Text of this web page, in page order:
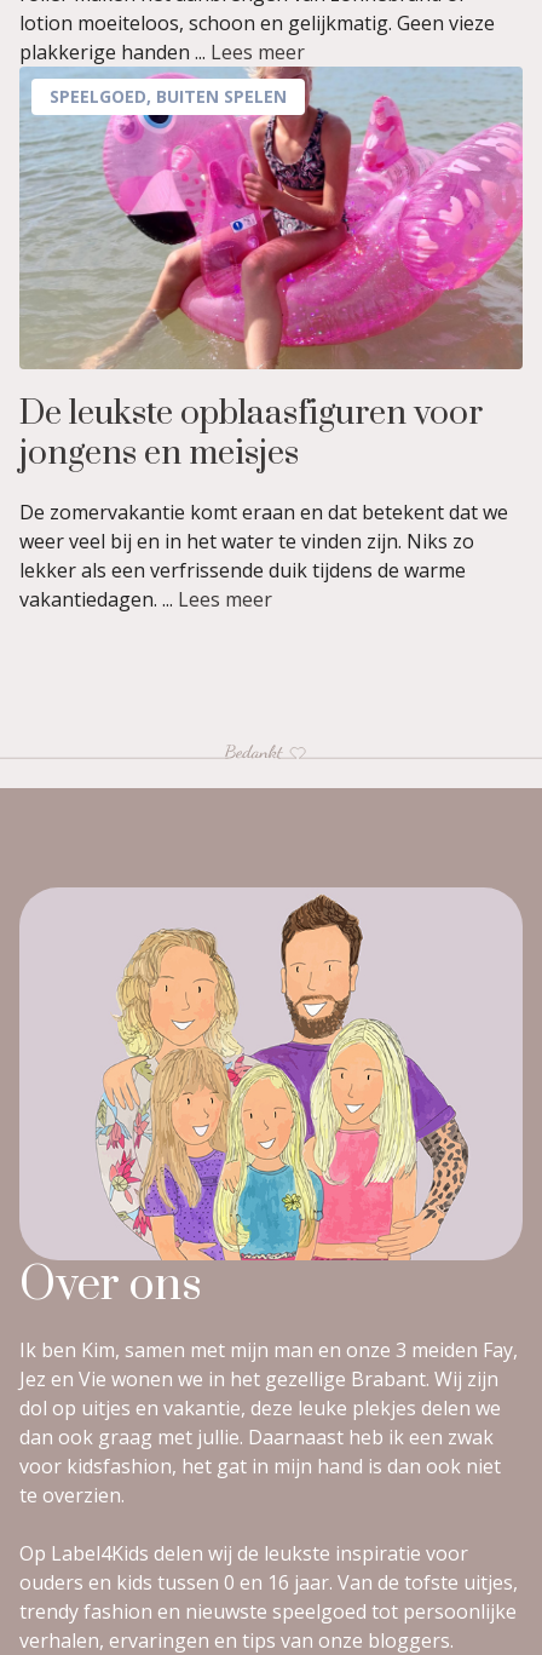
lotion moeiteloos, schoon en gelijkmatig. Geen vieze
plakkerige handen ... Lees meer
SPEELGOED, BUITEN SPELEN
De leukste opblaasfiguren voor
jongens en meisjes
De zomervakantie komt eraan en dat betekent dat we
weer veel bij en in het water te vinden zijn. Niks zo
lekker als een verfrissende duik tijdens de warme
vakantiedagen. ... Lees meer
Over ons
Ik ben Kim, samen met mijn man en onze 3 meiden Fay,
Jez en Vie wonen we in het gezellige Brabant. Wij zijn
dol op uitjes en vakantie, deze leuke plekjes delen we
dan ook graag met jullie. Daarnaast heb ik een zwak
voor kidsfashion, het gat in mijn hand is dan ook niet
te overzien.
Op Label4Kids delen wij de leukste inspiratie voor
ouders en kids tussen 0 en 16 jaar. Van de tofste uitjes,
trendy fashion en nieuwste speelgoed tot persoonlijke
verhalen, ervaringen en tips van onze bloggers.